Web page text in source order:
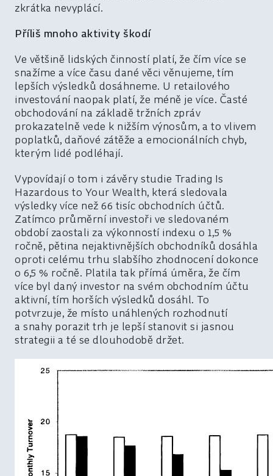
zkrátka nevyplácí.
Příliš mnoho aktivity škodí
Ve většině lidských činností platí, že čím více se
snažíme a více času dané věci věnujeme, tím
lepších výsledků dosáhneme. U retailového
investování naopak platí, že méně je více. Časté
obchodování na základě tržních zpráv
prokazatelně vede k nižším výnosům, a to vlivem
poplatků, daňové zátěže a emocionálních chyb,
kterým lidé podléhají.
Vypovídají o tom i závěry studie Trading Is
Hazardous to Your Wealth, která sledovala
výsledky více než 66 tisíc obchodních účtů.
Zatímco průměrní investoři ve sledovaném
období zaostali za výkonností indexu o 1,5 %
ročně, pětina nejaktivnějších obchodníků dosáhla
oproti celému trhu slabšího zhodnocení dokonce
o 6,5 % ročně. Platila tak přímá úměra, že čím
více byl daný investor na svém obchodním účtu
aktivní, tím horších výsledků dosáhl. To
potvrzuje, že místo unáhlených rozhodnutí
a snahy porazit trh je lepší stanovit si jasnou
strategii a té se dlouhodobě držet.